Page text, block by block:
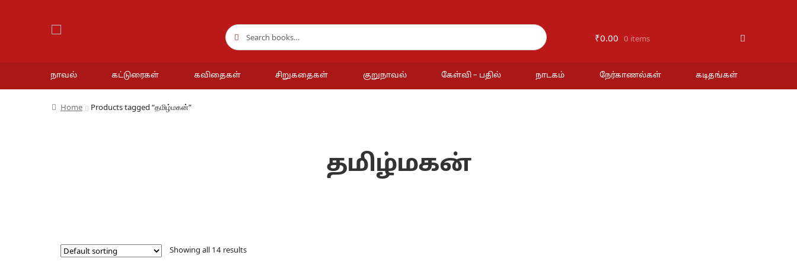
Search
for:
Search
₹0.00 0 items
நாவல் கட்டுரைகள் கவிதைகள் சிறுகதைகள் குறுநாவல் கேள்வி – பதில் நாடகம் நேர்காணல்கள் கடிதங்கள்
Home Products tagged “தமிழ்மகன்”
தமிழ்மகன்
Showing all 14 results